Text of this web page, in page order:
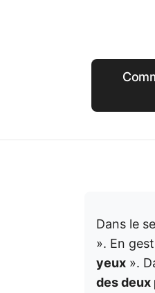
Dans le
». En
yeux ».
des deux